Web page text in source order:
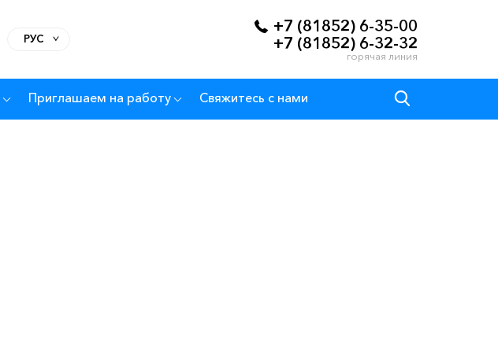
РУС
+7 (81852) 6-35-00
+7 (81852) 6-32-32
горячая линия
Приглашаем на работу Свяжитесь с нами